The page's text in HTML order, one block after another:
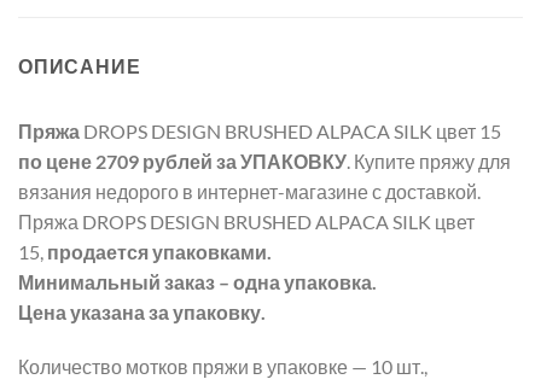
ОПИСАНИЕ
Пряжа DROPS DESIGN BRUSHED ALPACA SILK цвет 15
по цене 2709 рублей за УПАКОВКУ . Купите пряжу для
вязания недорого в интернет-магазине с доставкой.
Пряжа DROPS DESIGN BRUSHED ALPACA SILK цвет
15, продается упаковками.
Минимальный заказ – одна упаковка.
Цена указана за упаковку.
Количество мотков пряжи в упаковке — 10 шт.,